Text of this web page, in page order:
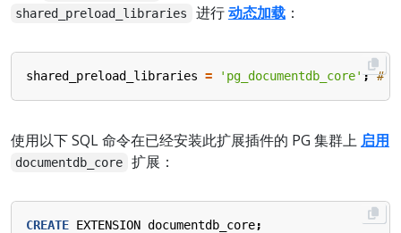
shared_preload_libraries 进行动态加载：
shared_preload_libraries = 'pg_documentdb_core'; #
使用以下 SQL 命令在已经安装此扩展插件的 PG 集群上 启用
documentdb_core 扩展：
CREATE EXTENSION documentdb_core;